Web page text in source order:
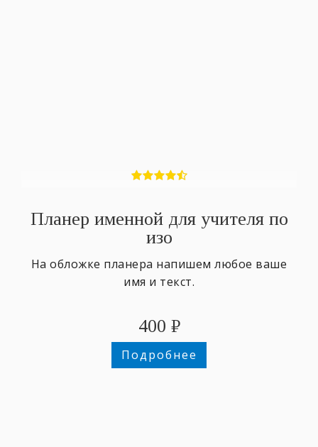
Планер именной для учителя по
изо
На обложке планера напишем любое ваше
имя и текст.
400 ₽
Подробнее